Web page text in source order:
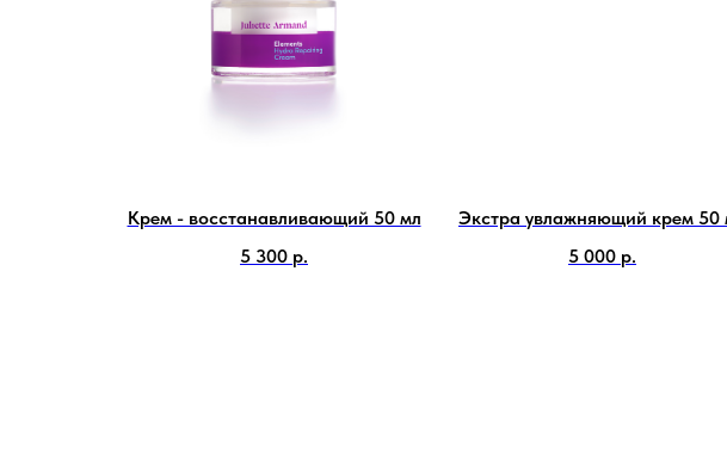
Крем - восстанавливающий 50 мл
5 300 р.
Экстра увлажняющий крем 50
5 000 р.